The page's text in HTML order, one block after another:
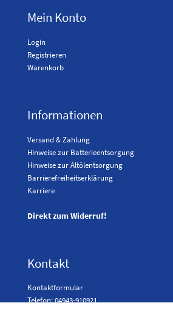
Mein Konto
Login
Registrieren
Warenkorb
Informationen
Versand & Zahlung
Hinweise zur Batterieentsorgung
Hinweise zur Altölentsorgung
Barrierefreiheitserklärung
Karriere
Direkt zum Widerruf!
Kontakt
Kontaktformular
Telefon: 04943-910921